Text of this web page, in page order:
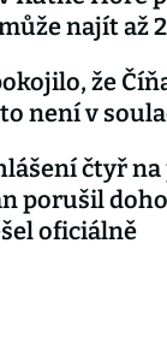
najít až
že
není v
čtyř
porušil
oficiálně